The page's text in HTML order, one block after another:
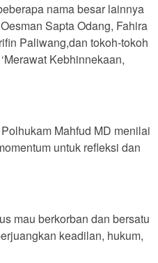
nama besar lainnya
Sapta Odang, Fahira
Paliwang,dan tokoh-tokoh
Kebhinnekaan,
Mahfud MD menilai
untuk refleksi dan
mau berkorban dan bersatu
keadilan, hukum,